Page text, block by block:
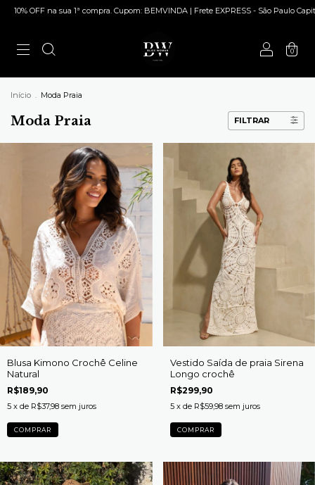
OFF na sua 1ª compra. Cupom: BEMVINDA | Frete EXPRESS - São Paulo Capital |
0
Início . Moda Praia
Moda Praia FILTRAR
Blusa Kimono Crochê Celine
Natural
R$189,90
5 x de R$37,98 sem juros
COMPRAR
Vestido Saída de praia Sirena
Longo crochê
R$299,90
5 x de R$59,98 sem juros
COMPRAR